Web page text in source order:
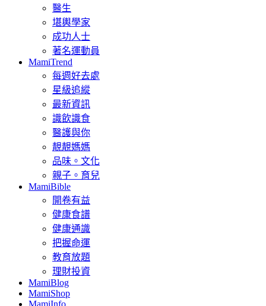
醫生
堪輿學家
成功人士
著名運動員
MamiTrend
每週好去處
星級追縱
最新資訊
識飲識食
醫護與你
靚靚媽媽
品味。文化
親子。育兒
MamiBible
開卷有益
健康食譜
健康通識
把握命運
教育放題
理財投資
MamiBlog
MamiShop